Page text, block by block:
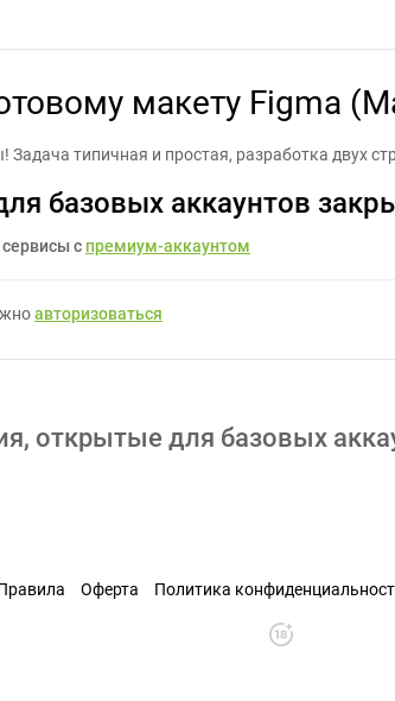
макету Figma
типичная и простая, разработка двух
базовых аккаунтов
с премиум-аккаунтом
авторизоваться
открытые для базовых
Оферта Политика